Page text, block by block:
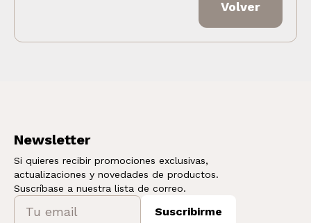
Volver
Newsletter
Si quieres recibir promociones exclusivas,
actualizaciones y novedades de productos.
Suscríbase a nuestra lista de correo.
Suscribirme